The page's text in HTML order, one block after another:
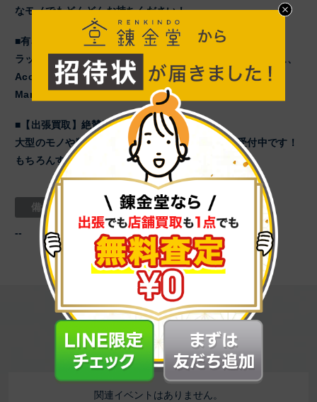
なモノでもどんどんお持ちください！
■有名メーカーならさらに高価買取中！
ラックスマン、ナカミチ、アカイ、JBL、マッキントッシュ、
Accuphase、DENON、TANNOY、TEAC、Technics、
Marantzなど
■【出張買取】絶賛受付中！
大型のモノや数が多い場合は【出張買取】も絶賛受付中です！
もちろんすべて無料査定！お気軽にお電話ください！
備考
--
関連イベント
関連イベントはありません。